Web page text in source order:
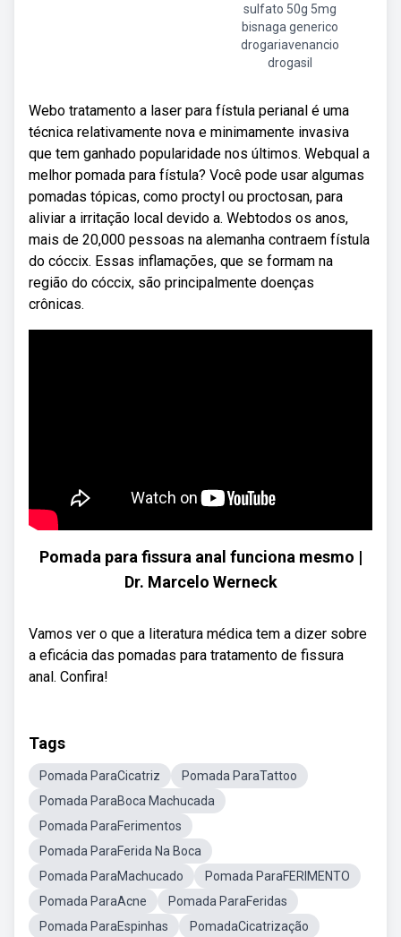
sulfato 50g 5mg
bisnaga generico
drogariavenancio
drogasil
Webo tratamento a laser para fístula perianal é uma
técnica relativamente nova e minimamente invasiva
que tem ganhado popularidade nos últimos. Webqual a
melhor pomada para fístula? Você pode usar algumas
pomadas tópicas, como proctyl ou proctosan, para
aliviar a irritação local devido a. Webtodos os anos,
mais de 20,000 pessoas na alemanha contraem fístula
do cóccix. Essas inflamações, que se formam na
região do cóccix, são principalmente doenças
crônicas.
Pomada para fissura anal funciona mesmo |
Dr. Marcelo Werneck
Vamos ver o que a literatura médica tem a dizer sobre
a eficácia das pomadas para tratamento de fissura
anal. Confira!
Tags
Pomada ParaCicatriz
Pomada ParaTattoo
Pomada ParaBoca Machucada
Pomada ParaFerimentos
Pomada ParaFerida Na Boca
Pomada ParaMachucado
Pomada ParaFERIMENTO
Pomada ParaAcne
Pomada ParaFeridas
Pomada ParaEspinhas
PomadaCicatrização